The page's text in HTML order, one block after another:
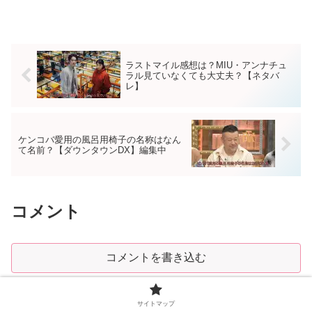
ラストマイル感想は？MIU・アンナチュ
ラル見ていなくても大丈夫？【ネタバ
レ】
ケンコバ愛用の風呂用椅子の名称はなん
て名前？【ダウンタウンDX】編集中
コメント
コメントを書き込む
サイトマップ